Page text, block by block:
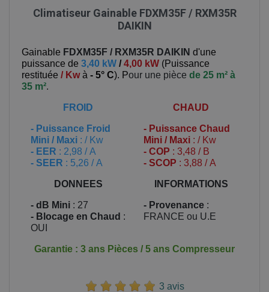
Climatiseur Gainable FDXM35F / RXM35R
DAIKIN
Gainable FDXM35F / RXM35R DAIKIN d'une
puissance de 3,40 kW /4,00 kW (Puissance
restituée / Kwà - 5° C). Pour une pièce de 25 m² à
35 m².
FROID
- Puissance Froid
Mini / Maxi : / Kw
- EER : 2,98 / A
- SEER : 5,26 / A
CHAUD
- Puissance Chaud
Mini / Maxi : / Kw
- COP : 3,48 / B
- SCOP : 3,88 / A
DONNEES
- dB Mini : 27
- Blocage en Chaud :
OUI
INFORMATIONS
- Provenance :
FRANCE ou U.E
Garantie : 3 ans Pièces / 5 ans Compresseur
3 avis